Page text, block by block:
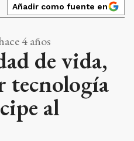
Añadir como fuente en
4 años
de vida,
tecnología
al